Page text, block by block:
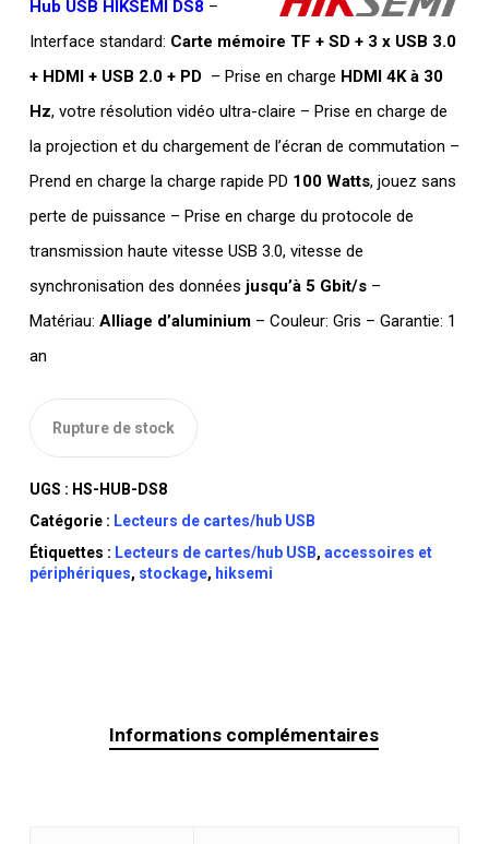
Hub USB HIKSEMI DS8 –
Interface standard: Carte mémoire TF + SD + 3 x USB 3.0
+ HDMI + USB 2.0 + PD– Prise en charge HDMI 4K à 30
Hz, votre résolution vidéo ultra-claire – Prise en charge de
la projection et du chargement de l’écran de commutation –
Prend en charge la charge rapide PD 100 Watts, jouez sans
perte de puissance – Prise en charge du protocole de
transmission haute vitesse USB 3.0, vitesse de
synchronisation des données jusqu’à 5 Gbit/s–
Matériau: Alliage d’aluminium– Couleur: Gris – Garantie: 1
an
Rupture de stock
UGS : HS-HUB-DS8
Catégorie : Lecteurs de cartes/hub USB
Étiquettes : Lecteurs de cartes/hub USB, accessoires et
périphériques, stockage, hiksemi
Informations complémentaires